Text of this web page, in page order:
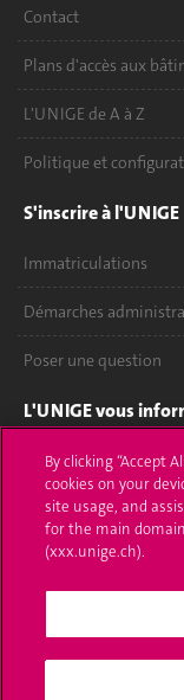
Contact
Plans d'accès aux
L'UNIGE de A à Z
Politique et
S'inscrire à l'UNIGE
Immatriculations
Démarches
Poser une question
L'UNIGE vous
UNIGE Mobile
Médias
Offres d'emploi
Calendrier
By clicking “Accept
cookies on your
site usage, and
for the main
(xxx.unige.ch).